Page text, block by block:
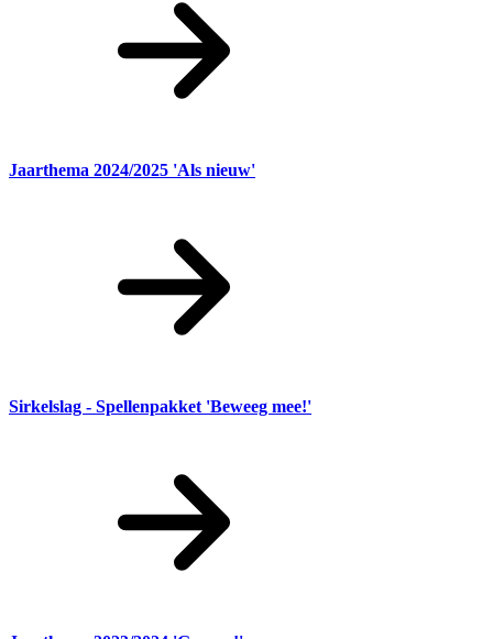
Jaarthema 2024/2025 'Als nieuw'
Sirkelslag - Spellenpakket 'Beweeg mee!'